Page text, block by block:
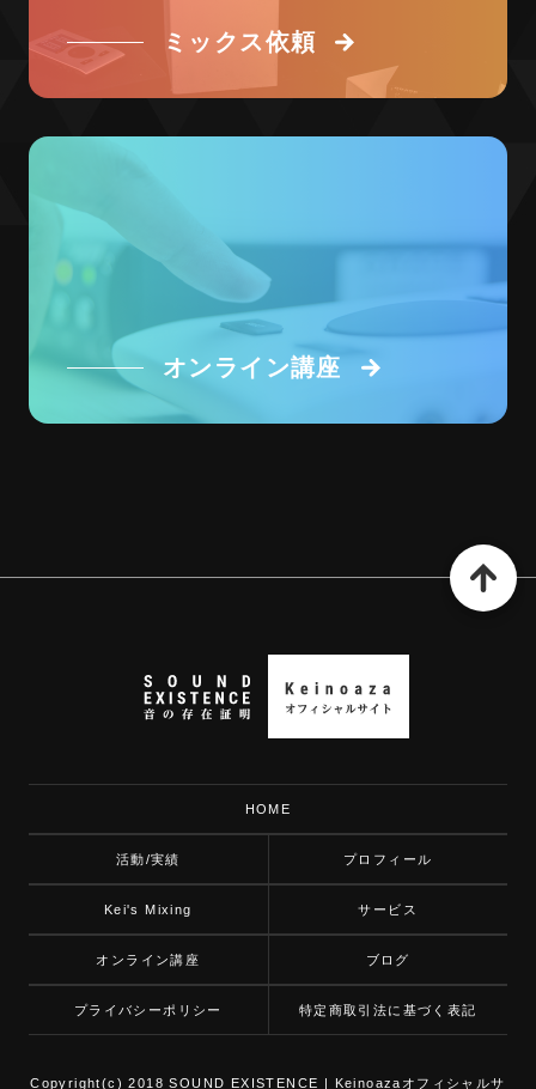
ミックス依頼
オンライン講座
HOME
活動/実績 プロフィール
Kei's Mixing サービス
オンライン講座 ブログ
プライバシーポリシー 特定商取引法に基づく表記
Copyright(c) 2018 SOUND EXISTENCE | Keinoazaオフィシャルサ